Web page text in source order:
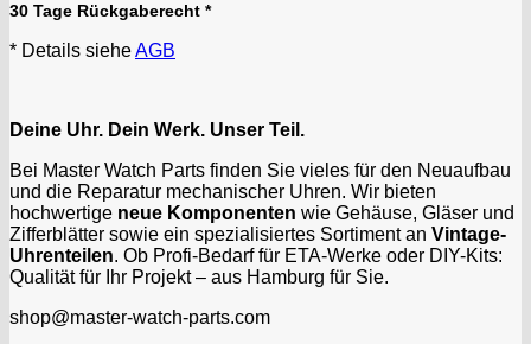
30 Tage Rückgaberecht *
* Details sieheAGB
Deine Uhr. Dein Werk. Unser Teil.
Bei Master Watch Parts finden Sie vieles für den Neuaufbau
und die Reparatur mechanischer Uhren. Wir bieten
hochwertige neue Komponenten wie Gehäuse, Gläser und
Zifferblätter sowie ein spezialisiertes Sortiment an Vintage-
Uhrenteilen. Ob Profi-Bedarf für ETA-Werke oder DIY-Kits:
Qualität für Ihr Projekt – aus Hamburg für Sie.
shop@master-watch-parts.com